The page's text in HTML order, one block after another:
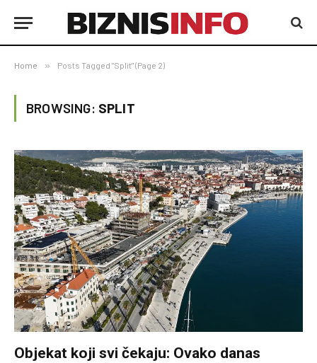
Home » Posts Tagged "Split" (Page 2)
BROWSING: SPLIT
Objekat koji svi čekaju: Ovako danas